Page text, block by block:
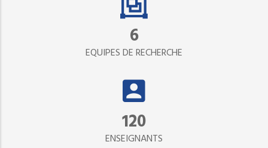
6
EQUIPES DE RECHERCHE
120
ENSEIGNANTS